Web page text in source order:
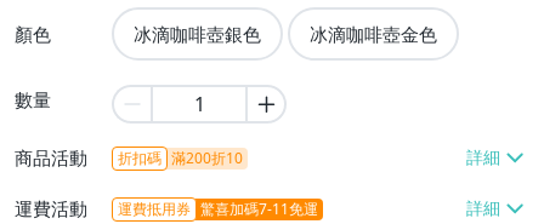
顏色 冰滴咖啡壺銀色 冰滴咖啡壺金色
數量
商品活動 折扣碼 滿200折10
運費活動 運費抵用券 驚喜加碼7-11免運